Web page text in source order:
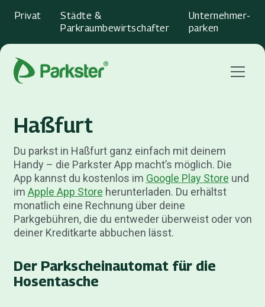
Privat
Städte &
Parkraumbewirtschafter
Unternehmer­
parken
Menu
Haßfurt
Du parkst in Haßfurt ganz einfach mit deinem
Handy – die Parkster App macht’s möglich. Die
App kannst du kostenlos im Google Play Store und
im Apple App Store herunterladen. Du erhältst
monatlich eine Rechnung über deine
Parkgebühren, die du entweder überweist oder von
deiner Kreditkarte abbuchen lässt.
Der Parkscheinautomat für die
Hosentasche